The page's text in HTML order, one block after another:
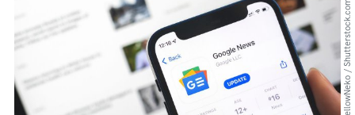
FellowNeko / Shutterstock.com